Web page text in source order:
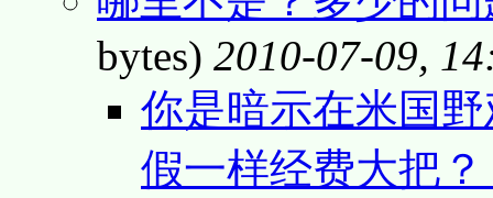
bytes) 2010-07-09,
你是暗示在米国
假一样经费大把